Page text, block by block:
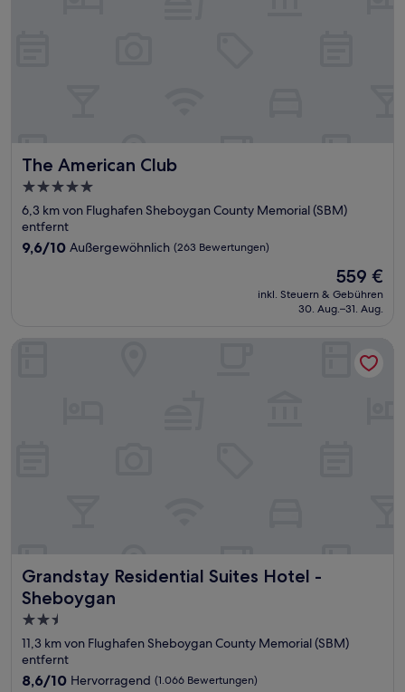
The American Club
The American Club
5.0-
Sterne-
Unterkunft
6,3 km von Flughafen Sheboygan County Memorial (SBM)
entfernt
9.6
9,6/10 Außergewöhnlich (263 Bewertungen)
Der
Preis
beträgt
559 €
inkl. Steuern & Gebühren
30. Aug.–31. Aug.
Grandstay Residential Suites Hotel -
Sheboygan
Grandstay Residential Suites Hotel - Sheboygan
2.5-
Sterne-
Unterkunft
11,3 km von Flughafen Sheboygan County Memorial (SBM)
entfernt
8.6
8,6/10 Hervorragend (1.066 Bewertungen)